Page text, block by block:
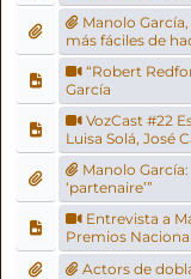
Manolo
más fáciles de
“Robert
García
VozCast #22
Luisa Solá, José
Manolo
‘partenaire’”
Entrevista a
Premios
Actors de